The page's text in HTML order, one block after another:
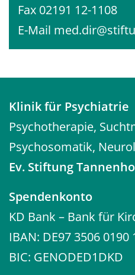
Fax 02191 12-1108
E-Mail
Klinik für Psychiatrie
Psychotherapie,
Psychosomatik,
Ev. Stiftung
Spendenkonto
KD Bank – Bank für
IBAN: DE97 3506 0190
BIC: GENODED1DKD